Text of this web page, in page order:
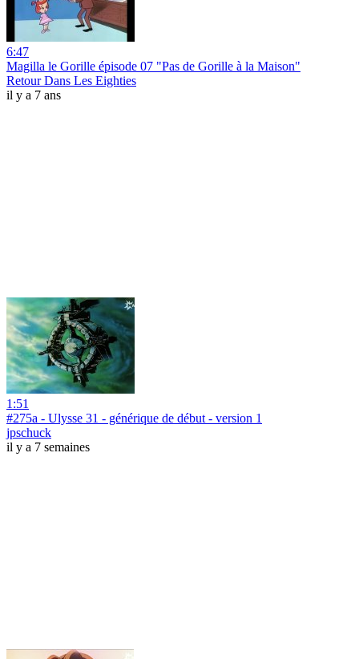
6:47
Magilla le Gorille épisode 07 "Pas de Gorille à la Maison"
Retour Dans Les Eighties
il y a 7 ans
1:51
#275a - Ulysse 31 - générique de début - version 1
jpschuck
il y a 7 semaines